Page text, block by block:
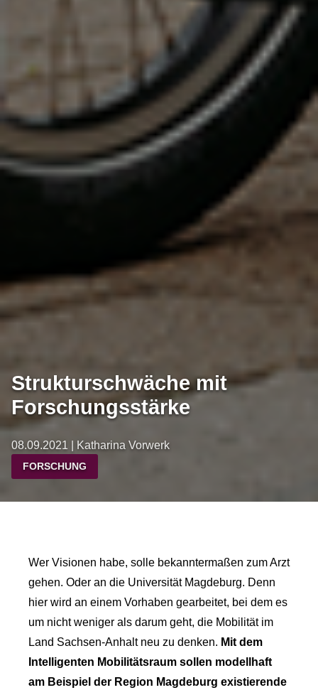
Strukturschwäche mit
Forschungsstärke
08.09.2021 | Katharina Vorwerk
FORSCHUNG
Wer Visionen habe, solle bekanntermaßen zum Arzt
gehen. Oder an die Universität Magdeburg. Denn
hier wird an einem Vorhaben gearbeitet, bei dem es
um nicht weniger als darum geht, die Mobilität im
Land Sachsen-Anhalt neu zu denken. Mit dem
Intelligenten Mobilitätsraum sollen modellhaft
am Beispiel der Region Magdeburg existierende